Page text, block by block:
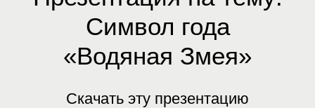
Символ года
«Водяная Змея»
Скачать эту презентацию